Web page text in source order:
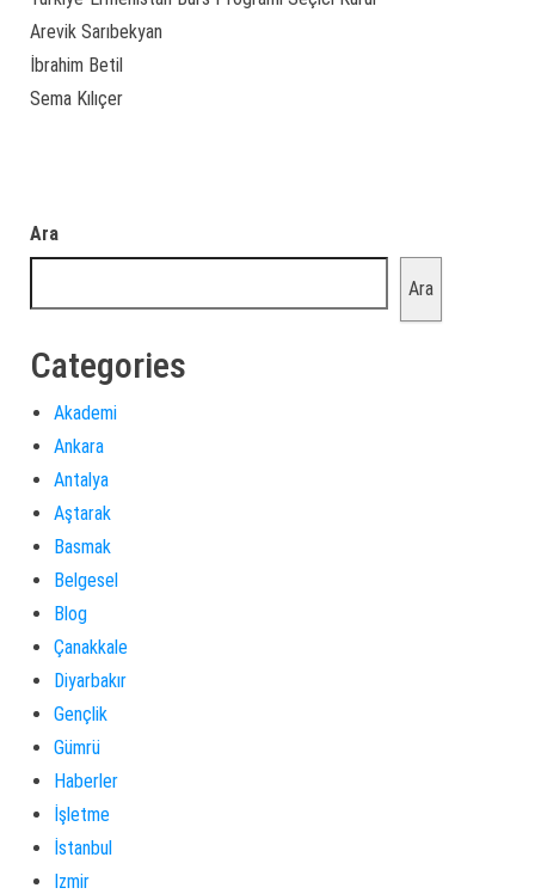
Arevik Sarıbekyan
İbrahim Betil
Sema Kılıçer
Ara
Ara
Categories
Akademi
Ankara
Antalya
Aştarak
Basmak
Belgesel
Blog
Çanakkale
Diyarbakır
Gençlik
Gümrü
Haberler
İşletme
İstanbul
Izmir